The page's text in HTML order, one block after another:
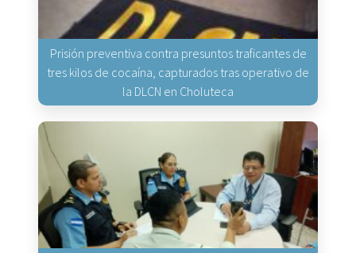
Prisión preventiva contra presuntos traficantes de
tres kilos de cocaína, capturados tras operativo de
la DLCN en Choluteca